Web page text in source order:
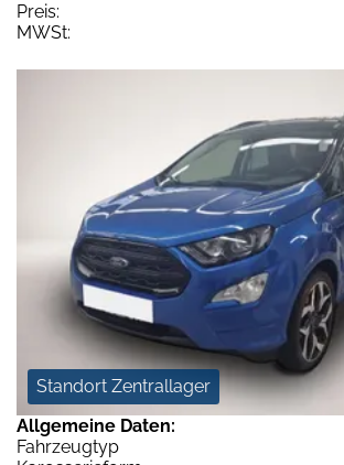
Preis:
MWSt:
Standort Zentrallager
Allgemeine Daten:
Fahrzeugtyp